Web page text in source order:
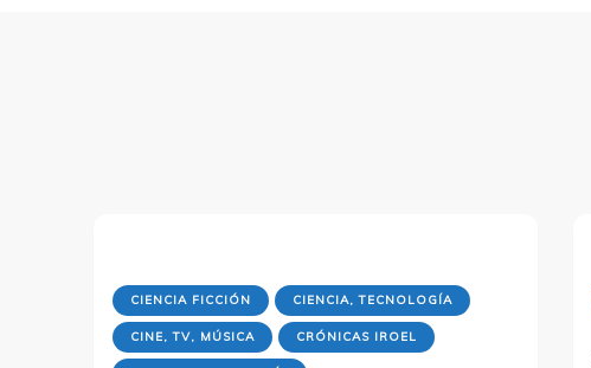
CIENCIA FICCIÓN CIENCIA, TECNOLOGÍA
CINE, TV, MÚSICA CRÓNICAS IROEL